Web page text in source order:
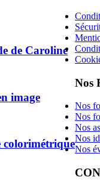
de Caroline
image
colorimétrique
Nos
Nos
Nos
Nos
Nos
Nos